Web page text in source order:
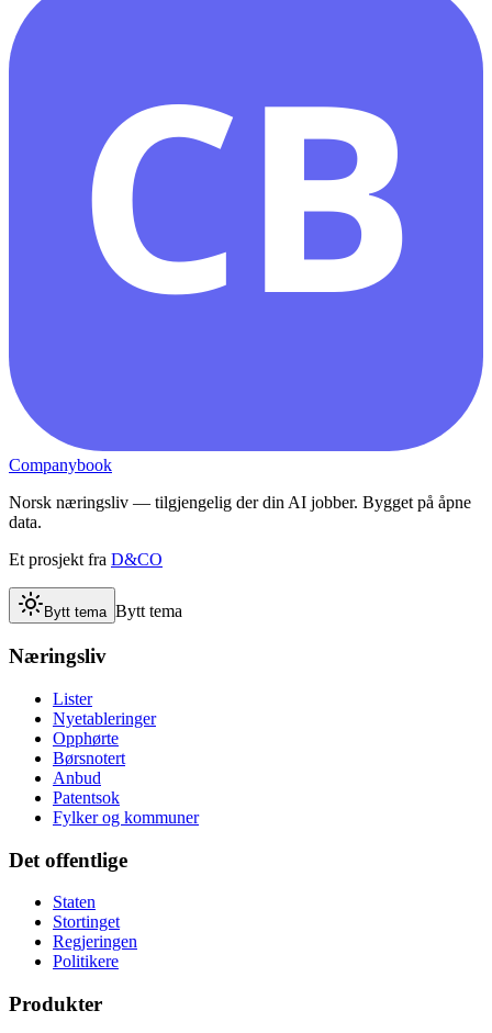
CB
Companybook
Norsk næringsliv — tilgjengelig der din AI jobber. Bygget på åpne
data.
Et prosjekt fra D&CO
Bytt tema Bytt tema
Næringsliv
Lister
Nyetableringer
Opphørte
Børsnotert
Anbud
Patentsok
Fylker og kommuner
Det offentlige
Staten
Stortinget
Regjeringen
Politikere
Produkter